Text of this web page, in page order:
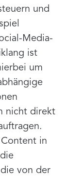
und
Media-
ist
um
nicht direkt
in
von der